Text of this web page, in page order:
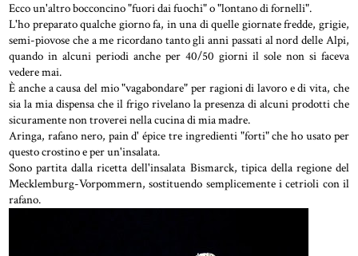
Ecco un'altro bocconcino "fuori dai fuochi" o "lontano di fornelli".
L'ho preparato qualche giorno fa, in una di quelle giornate fredde, grigie,
semi-piovose che a me ricordano tanto gli anni passati al nord delle Alpi,
quando in alcuni periodi anche per 40/50 giorni il sole non si faceva
vedere mai.
È anche a causa del mio "vagabondare" per ragioni di lavoro e di vita, che
sia la mia dispensa che il frigo rivelano la presenza di alcuni prodotti che
sicuramente non troverei nella cucina di mia madre.
Aringa, rafano nero, pain d' épice tre ingredienti "forti" che ho usato per
questo crostino e per un'insalata.
Sono partita dalla ricetta dell'insalata Bismarck, tipica della regione del
Mecklemburg-Vorpommern, sostituendo semplicemente i cetrioli con il
rafano.